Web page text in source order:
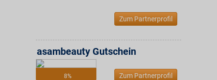
Zum Partnerprofil
8%
asambeauty Gutschein
Zum Partnerprofil